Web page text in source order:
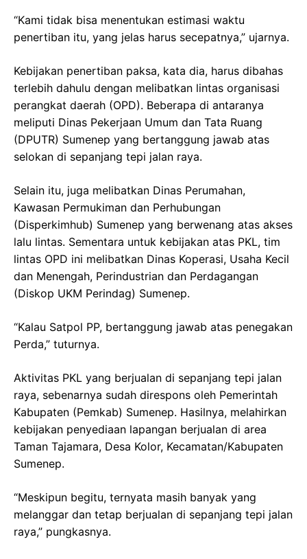
“Kami tidak bisa menentukan estimasi waktu
penertiban itu, yang jelas harus secepatnya,” ujarnya.
Kebijakan penertiban paksa, kata dia, harus dibahas
terlebih dahulu dengan melibatkan lintas organisasi
perangkat daerah (OPD). Beberapa di antaranya
meliputi Dinas Pekerjaan Umum dan Tata Ruang
(DPUTR) Sumenep yang bertanggung jawab atas
selokan di sepanjang tepi jalan raya.
Selain itu, juga melibatkan Dinas Perumahan,
Kawasan Permukiman dan Perhubungan
(Disperkimhub) Sumenep yang berwenang atas akses
lalu lintas. Sementara untuk kebijakan atas PKL, tim
lintas OPD ini melibatkan Dinas Koperasi, Usaha Kecil
dan Menengah, Perindustrian dan Perdagangan
(Diskop UKM Perindag) Sumenep.
“Kalau Satpol PP, bertanggung jawab atas penegakan
Perda,” tuturnya.
Aktivitas PKL yang berjualan di sepanjang tepi jalan
raya, sebenarnya sudah direspons oleh Pemerintah
Kabupaten (Pemkab) Sumenep. Hasilnya, melahirkan
kebijakan penyediaan lapangan berjualan di area
Taman Tajamara, Desa Kolor, Kecamatan/Kabupaten
Sumenep.
“Meskipun begitu, ternyata masih banyak yang
melanggar dan tetap berjualan di sepanjang tepi jalan
raya,” pungkasnya.